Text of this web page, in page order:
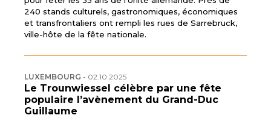
240 stands culturels, gastronomiques, économiques
et transfrontaliers ont rempli les rues de Sarrebruck,
ville-hôte de la fête nationale.
LUXEMBOURG - 02.10.2025
Le Trounwiessel célèbre par une fête
populaire l’avènement du Grand-Duc
Guillaume